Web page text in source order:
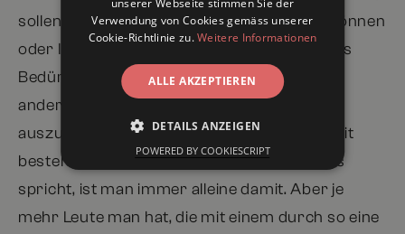
sollen sie einen Ort haben, wo sie anrufen können
oder Informationen finden. Und wenn sie das
Bedürfnis haben, sich in einer Gruppe mit
anderen Lungenkrebs-Betroffenen
auszutauschen, dann sollte diese Möglichkeit
bestehen. Denn wenn man nicht über Krebs
spricht, ist man immer alleine damit. Aber je
mehr Leute man hat, die mit einem durch so eine
Verwendung von Cookies gemäss unserer
Cookie-Richtlinie zu.Weitere Informationen
ALLE AKZEPTIEREN
DETAILS ANZEIGEN
POWERED BY COOKIESCRIPT